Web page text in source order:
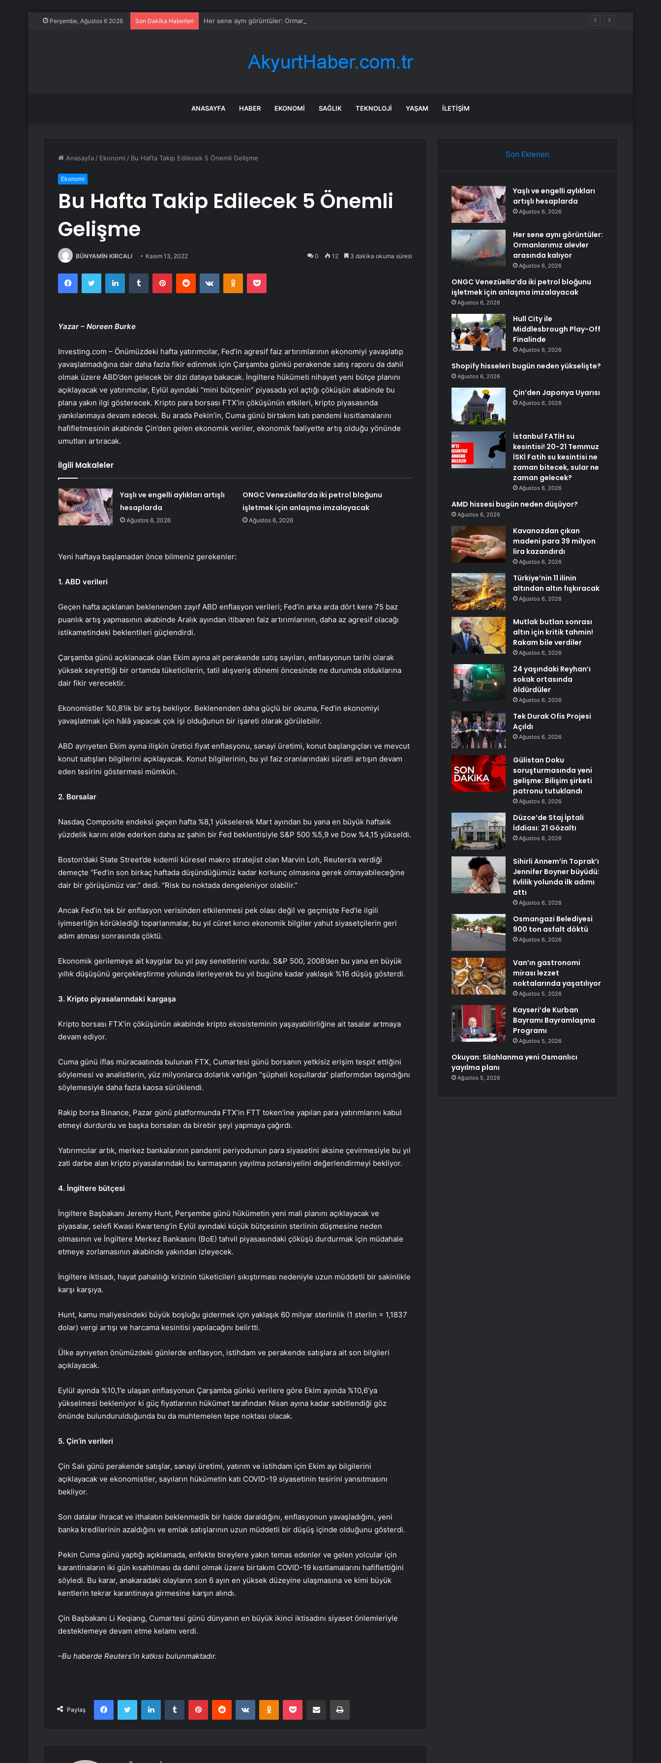
Perşembe, Ağustos 6 2026 Son Dakika Haberleri Her sene aynı görüntüler: Ormanlarımız alevler arasında kalıyor
ANASAYFA HABER EKONOMI SAĞLIK TEKNOLOJI YAŞAM İLETIŞIM
Anasayfa / Ekonomi / Bu Hafta Takip Edilecek 5 Önemli Gelişme
Ekonomi
Bu Hafta Takip Edilecek 5 Önemli
Gelişme
BÜNYAMİN KIRCALI Kasım 13, 2022 0 12 3 dakika okuma süresi
FacebookTwitter LinkedInTumblr PinterestReddit VKontakteOdnoklassniki
Pocket
Yazar – Noreen Burke
Investing.com – Önümüzdeki hafta yatırımcılar, Fed’in agresif faiz artırımlarının ekonomiyi yavaşlatıp
yavaşlatmadığına dair daha fazla fikir edinmek için Çarşamba günkü perakende satış raporu da dahil
olmak üzere ABD’den gelecek bir dizi dataya bakacak. İngiltere hükümeti nihayet yeni bütçe planını
açıklayacak ve yatırımcılar, Eylül ayındaki “mini bütçenin” piyasada yol açtığı çöküşün akabinde bu
plana yakın ilgi gösterecek. Kripto para borsası FTX’in çöküşünün etkileri, kripto piyasasında
yankılanmaya devam edecek. Bu arada Pekin’in, Cuma günü birtakım katı pandemi kısıtlamalarını
hafifletmesinin akabinde Çin’den gelen ekonomik veriler, ekonomik faaliyette artış olduğu yönünde
umutları artıracak.
İlgili Makaleler
Yaşlı ve engelli aylıkları artışlı
hesaplarda
Ağustos 6, 2026
ONGC Venezüella’da iki petrol bloğunu
işletmek için anlaşma imzalayacak
Ağustos 6, 2026
Yeni haftaya başlamadan önce bilmeniz gerekenler:
1. ABD verileri
Geçen hafta açıklanan beklenenden zayıf ABD enflasyon verileri; Fed’in arka arda dört kere 75 baz
puanlık artış yapmasının akabinde Aralık ayından itibaren faiz artırımlarının, daha az agresif olacağı
istikametindeki beklentileri güçlendirdi.
Çarşamba günü açıklanacak olan Ekim ayına ait perakende satış sayıları, enflasyonun tarihi olarak
yüksek seyrettiği bir ortamda tüketicilerin, tatil alışveriş dönemi öncesinde ne durumda olduklarına
dair fikir verecektir.
Ekonomistler %0,8’lik bir artış bekliyor. Beklenenden daha güçlü bir okuma, Fed’in ekonomiyi
yavaşlatmak için hâlâ yapacak çok işi olduğunun bir işareti olarak görülebilir.
ABD ayrıyeten Ekim ayına ilişkin üretici fiyat enflasyonu, sanayi üretimi, konut başlangıçları ve mevcut
konut satışları bilgilerini açıklayacak. Konut bilgilerinin, bu yıl faiz oranlarındaki süratli artışın devam
eden tesirini göstermesi mümkün.
2. Borsalar
Nasdaq Composite endeksi geçen hafta %8,1 yükselerek Mart ayından bu yana en büyük haftalık
yüzdelik karını elde ederken daha az şahin bir Fed beklentisiyle S&P 500 %5,9 ve Dow %4,15 yükseldi.
Boston’daki State Street’de kıdemli küresel makro stratejist olan Marvin Loh, Reuters’a verdiği
demeçte “Fed’in son birkaç haftada düşündüğümüz kadar korkunç olmasına gerek olmayabileceğine
dair bir görüşümüz var.” dedi. “Risk bu noktada dengeleniyor olabilir.”
Ancak Fed’in tek bir enflasyon verisinden etkilenmesi pek olası değil ve geçmişte Fed’le ilgili
iyimserliğin körüklediği toparlanmalar, bu yıl cüret kırıcı ekonomik bilgiler yahut siyasetçilerin geri
adım atması sonrasında çöktü.
Ekonomik gerilemeye ait kaygılar bu yıl pay senetlerini vurdu. S&P 500, 2008’den bu yana en büyük
yıllık düşüşünü gerçekleştirme yolunda ilerleyerek bu yıl bugüne kadar yaklaşık %16 düşüş gösterdi.
3. Kripto piyasalarındaki kargaşa
Kripto borsası FTX’in çöküşünün akabinde kripto ekosisteminin yaşayabilirliğine ait tasalar artmaya
devam ediyor.
Cuma günü iflas müracaatında bulunan FTX, Cumartesi günü borsanın yetkisiz erişim tespit ettiğini
söylemesi ve analistlerin, yüz milyonlarca dolarlık varlığın “şüpheli koşullarda” platformdan taşındığını
söylemesiyle daha fazla kaosa sürüklendi.
Rakip borsa Binance, Pazar günü platformunda FTX’in FTT token’ine yapılan para yatırımlarını kabul
etmeyi durdurdu ve başka borsaları da birebir şeyi yapmaya çağırdı.
Yatırımcılar artık, merkez bankalarının pandemi periyodunun para siyasetini aksine çevirmesiyle bu yıl
zati darbe alan kripto piyasalarındaki bu karmaşanın yayılma potansiyelini değerlendirmeyi bekliyor.
4. İngiltere bütçesi
İngiltere Başbakanı Jeremy Hunt, Perşembe günü hükümetin yeni mali planını açıklayacak ve
piyasalar, selefi Kwasi Kwarteng’in Eylül ayındaki küçük bütçesinin sterlinin düşmesine neden
olmasının ve İngiltere Merkez Bankasını (BoE) tahvil piyasasındaki çöküşü durdurmak için müdahale
etmeye zorlamasının akabinde yakından izleyecek.
İngiltere iktisadı, hayat pahalılığı krizinin tüketicileri sıkıştırması nedeniyle uzun müddetli bir sakinlikle
karşı karşıya.
Hunt, kamu maliyesindeki büyük boşluğu gidermek için yaklaşık 60 milyar sterlinlik (1 sterlin = 1,1837
dolar) vergi artışı ve harcama kesintisi yapılacağını belirtti.
Ülke ayrıyeten önümüzdeki günlerde enflasyon, istihdam ve perakende satışlara ait son bilgileri
açıklayacak.
Eylül ayında %10,1’e ulaşan enflasyonun Çarşamba günkü verilere göre Ekim ayında %10,6’ya
yükselmesi bekleniyor ki güç fiyatlarının hükümet tarafından Nisan ayına kadar sabitlendiği göz
önünde bulundurulduğunda bu da muhtemelen tepe noktası olacak.
5. Çin’in verileri
Çin Salı günü perakende satışlar, sanayi üretimi, yatırım ve istihdam için Ekim ayı bilgilerini
açıklayacak ve ekonomistler, sayıların hükümetin katı COVID-19 siyasetinin tesirini yansıtmasını
bekliyor.
Son datalar ihracat ve ithalatın beklenmedik bir halde daraldığını, enflasyonun yavaşladığını, yeni
banka kredilerinin azaldığını ve emlak satışlarının uzun müddetli bir düşüş içinde olduğunu gösterdi.
Pekin Cuma günü yaptığı açıklamada, enfekte bireylere yakın temas edenler ve gelen yolcular için
karantinaların iki gün kısaltılması da dahil olmak üzere birtakım COVID-19 kısıtlamalarını hafiflettiğini
söyledi. Bu karar, anakaradaki olayların son 6 ayın en yüksek düzeyine ulaşmasına ve kimi büyük
kentlerin tekrar karantinaya girmesine karşın alındı.
Çin Başbakanı Li Keqiang, Cumartesi günü dünyanın en büyük ikinci iktisadını siyaset önlemleriyle
desteklemeye devam etme kelamı verdi.
–Bu haberde Reuters’in katkısı bulunmaktadır.
Paylaş
FacebookTwitter LinkedInTumblr PinterestReddit VKontakteOdnoklassniki
Pocket E-Posta ile paylaş Yazdır
Son Eklenen
Yaşlı ve engelli aylıkları
artışlı hesaplarda
Ağustos 6, 2026
Her sene aynı görüntüler:
Ormanlarımız alevler
arasında kalıyor
Ağustos 6, 2026
ONGC Venezüella’da iki petrol bloğunu
işletmek için anlaşma imzalayacak
Ağustos 6, 2026
Hull City ile
Middlesbrough Play-Off
Finalinde
Ağustos 6, 2026
Shopify hisseleri bugün neden yükselişte?
Ağustos 6, 2026
Çin’den Japonya Uyarısı
Ağustos 6, 2026
İstanbul FATİH su
kesintisi! 20-21 Temmuz
İSKİ Fatih su kesintisi ne
zaman bitecek, sular ne
zaman gelecek?
Ağustos 6, 2026
AMD hissesi bugün neden düşüyor?
Ağustos 6, 2026
Kavanozdan çıkan
madeni para 39 milyon
lira kazandırdı
Ağustos 6, 2026
Türkiye’nin 11 ilinin
altından altın fışkıracak
Ağustos 6, 2026
Mutlak butlan sonrası
altın için kritik tahmin!
Rakam bile verdiler
Ağustos 6, 2026
24 yaşındaki Reyhan’ı
sokak ortasında
öldürdüler
Ağustos 6, 2026
Tek Durak Ofis Projesi
Açıldı
Ağustos 6, 2026
Gülistan Doku
soruşturmasında yeni
gelişme: Bilişim şirketi
patronu tutuklandı
Ağustos 6, 2026
Düzce’de Staj İptali
İddiası: 21 Gözaltı
Ağustos 6, 2026
Sihirli Annem’in Toprak’ı
Jennifer Boyner büyüdü:
Evlilik yolunda ilk adımı
attı
Ağustos 6, 2026
Osmangazi Belediyesi
900 ton asfalt döktü
Ağustos 6, 2026
Van’ın gastronomi
mirası lezzet
noktalarında yaşatılıyor
Ağustos 5, 2026
Kayseri’de Kurban
Bayramı Bayramlaşma
Programı
Ağustos 5, 2026
Okuyan: Silahlanma yeni Osmanlıcı
yayılma planı
Ağustos 5, 2026